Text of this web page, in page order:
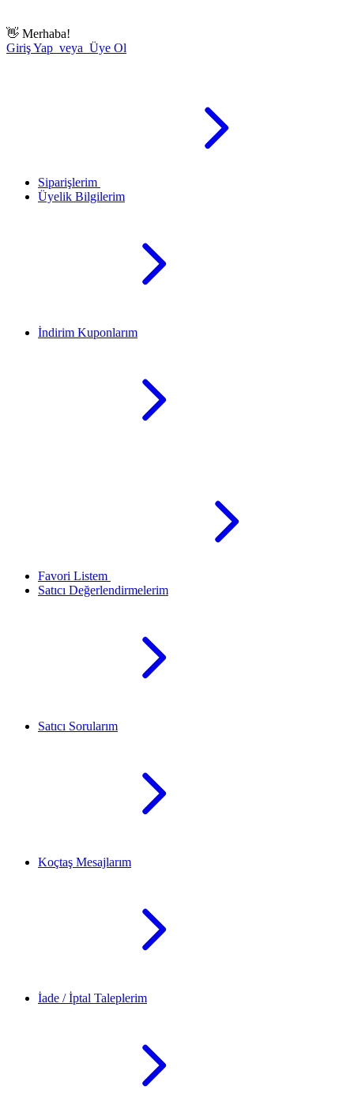
👋 Merhaba!
Giriş Yap veya Üye Ol
Siparişlerim
Üyelik Bilgilerim
İndirim Kuponlarım
Favori Listem
Satıcı Değerlendirmelerim
Satıcı Sorularım
Koçtaş Mesajlarım
İade / İptal Taleplerim